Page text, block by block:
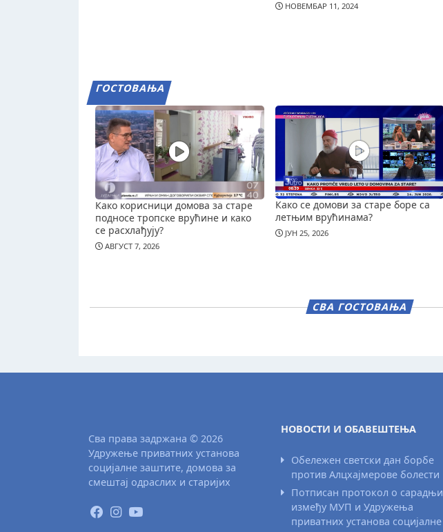
НОВЕМБАР 11, 2024
ГОСТОВАЊА
Како корисници домова за старе
подносе тропске врућине и како
се расхлађују?
АВГУСТ 7, 2026
Како се домови за старе боре са
летњим врућинама?
ЈУН 25, 2026
СВА ГОСТОВАЊА
Сва права задржана © 2026
Удружење приватних установа
социјалне заштите, домова за
смештај одраслих и старијих
НОВОСТИ И ОБАВЕШТЕЊА
Обележен светски дан борбе
против Алцхајмерове болести
Потписан протокол о сарадњи
између МУП и Удружења
приватних установа социјалне